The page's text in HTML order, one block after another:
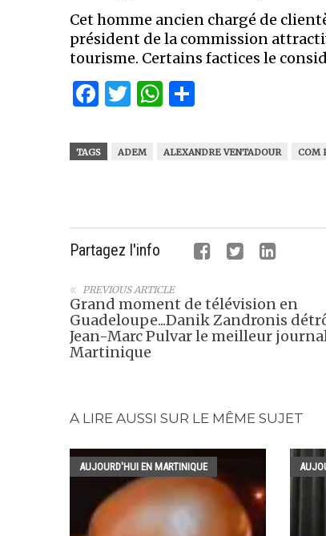
Cet homme ancien chargé de
président de la commission
tourisme. Certains factices le
Facebook
Twitter
WhatsApp
TAGS ADEM ALEXANDRE VENTADOUR COM
Partagez l'info
PREVIOUS ARTICLE
Grand moment de télévision en
Guadeloupe...Danik Zandronis
Jean-Marc Pulvar le meilleur
Martinique
A LIRE AUSSI SUR LE MÊME SUJET
AUJOURD'HUI EN MARTINIQUE